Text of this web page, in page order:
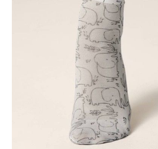
ПОЛУЧИТЬ ПО EMAIL
darmowa od 99 zł
czas dostawy: 1-2 dni robocze
Paczkomaty InPost 24/7,
darmowa od 50 zł
czas dostawy: 1-2 dni robocze
w sklepie Conte (Łodz)
pn.- czw. 8:00 - 16:00, pt. 8:00 - 14:00
Elastyczne skarpetki z oryginalnymi
stylowo i indywidualnie, że nie będziesz